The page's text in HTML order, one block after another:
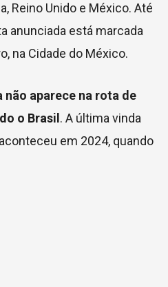
Reino Unido e México. Até
anunciada está marcada
na Cidade do México.
aparece na rota de
o Brasil . A última vinda
em 2024, quando